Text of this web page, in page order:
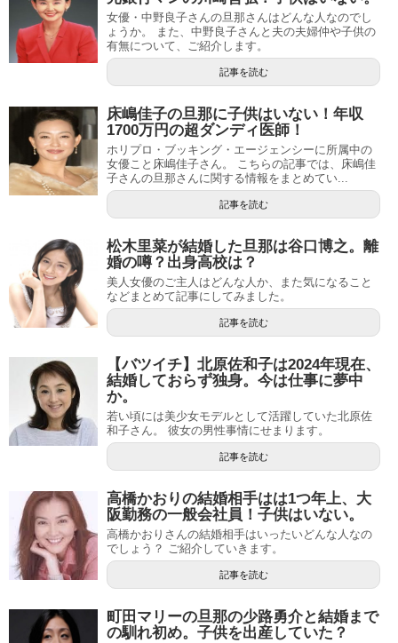
女優・中野良子さんの旦那さんはどんな人なのでし
ょうか。 また、中野良子さんと夫の夫婦仲や子供の
有無について、ご紹介します。
記事を読む
床嶋佳子の旦那に子供はいない！年収
1700万円の超ダンディ医師！
ホリプロ・ブッキング・エージェンシーに所属中の
女優こと床嶋佳子さん。 こちらの記事では、床嶋佳
子さんの旦那さんに関する情報をまとめてい...
記事を読む
松木里菜が結婚した旦那は谷口博之。離
婚の噂？出身高校は？
美人女優のご主人はどんな人か、また気になること
などまとめて記事にしてみました。
記事を読む
【バツイチ】北原佐和子は2024年現在、
結婚しておらず独身。今は仕事に夢中
か。
若い頃には美少女モデルとして活躍していた北原佐
和子さん。 彼女の男性事情にせまります。
記事を読む
高橋かおりの結婚相手はは1つ年上、大
阪勤務の一般会社員！子供はいない。
高橋かおりさんの結婚相手はいったいどんな人なの
でしょう？ ご紹介していきます。
記事を読む
町田マリーの旦那の少路勇介と結婚まで
の馴れ初め。子供を出産していた？